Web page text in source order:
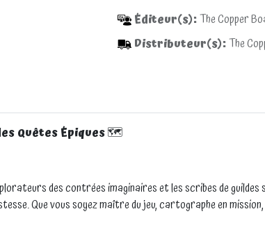
Éditeur(s):The Copper
Distributeur(s):The
Quêtes Épiques🗺️
des contrées imaginaires et les scribes de guildes
Que vous soyez maître du jeu, cartographe en